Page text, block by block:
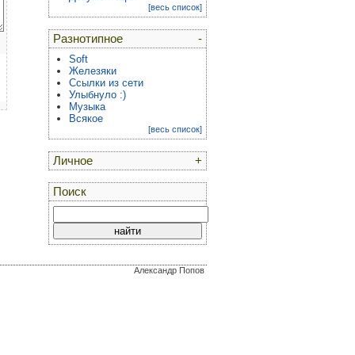
[весь список]
-
Разнотипное
Soft
Железяки
Ссылки из сети
Улыбнуло :)
Музыка
Всякое
[весь список]
+
Личное
Поиск
Александр Попов